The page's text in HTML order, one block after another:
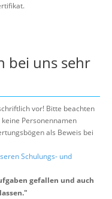
bei uns sehr
vor! Bitte beachten
Personennamen
als Beweis bei
Schulungs- und
gefallen und auch
"